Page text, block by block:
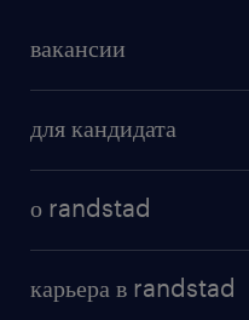
вакансии
бонусы для работников
для кандидата
о randstad
институт исследований
карьера в randstad